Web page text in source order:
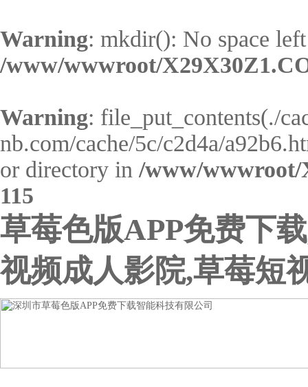
Warning: mkdir(): No space
/www/wwwroot/
Warning: file_put_contents(./
nb.com/cache/5c/c2d4a/
or directory in /www/
115
草莓色版APP免费下
视频成人影院,草莓短